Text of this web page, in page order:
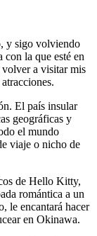
y sigo volviendo
la que esté en
a visitar mis
El país insular
geográficas y
el mundo
viaje o nicho de
de Hello Kitty,
romántica a un
le encantará hacer
en Okinawa.